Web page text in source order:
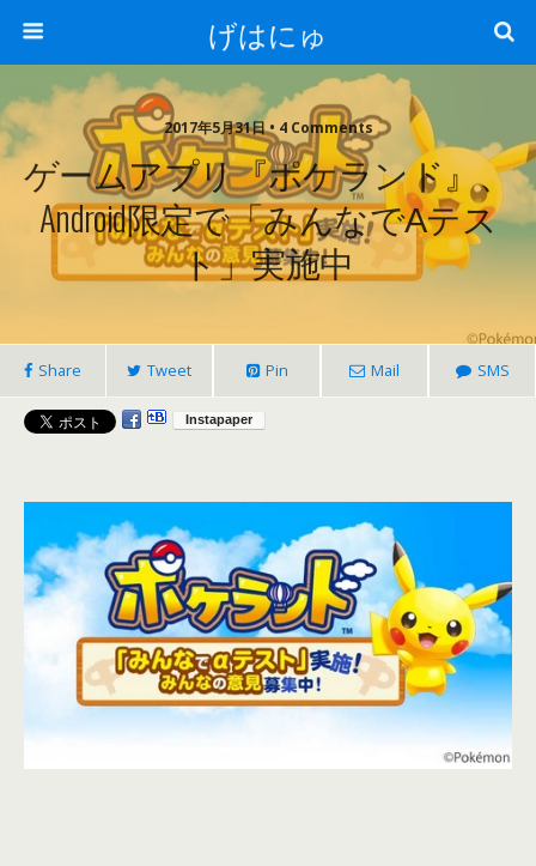
げはにゅ
2017年5月31日 • 4 Comments
ゲームアプリ『ポケランド』、
Android限定で「みんなでαテス
ト」実施中
Share Tweet Pin Mail SMS